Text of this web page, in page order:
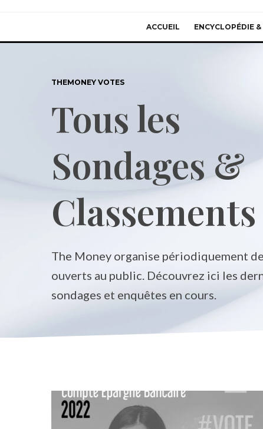
ACCUEIL ENCYCLOPÉDIE
THEMONEY VOTES
Tous les
Sondages &
Classements
The Money organise périodiquement
ouverts au public. Découvrez ici les
sondages et enquêtes en cours.